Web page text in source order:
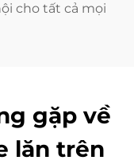
cho tất cả mọi
gặp về
lăn trên